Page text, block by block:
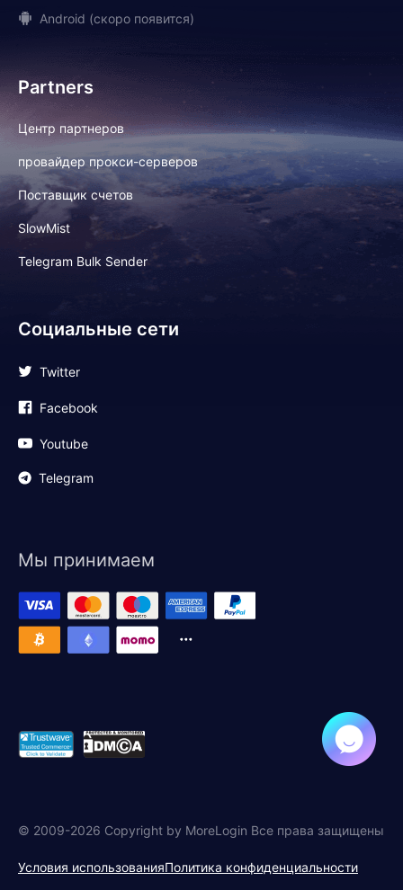
Android (скоро появится)
Partners
Центр партнеров
провайдер прокси-серверов
Поставщик счетов
SlowMist
Telegram Bulk Sender
Социальные сети
Twitter
Facebook
Youtube
Telegram
Мы принимаем
© 2009-2026 Copyright by MoreLogin Все права защищены
Условия использованияПолитика конфиденциальности